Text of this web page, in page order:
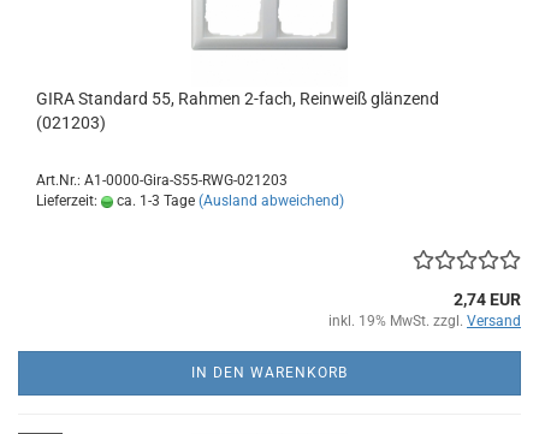
GIRA Standard 55, Rahmen 2-fach, Reinweiß glänzend
(021203)
Art.Nr.: A1-0000-Gira-S55-RWG-021203
Lieferzeit:
ca. 1-3 Tage (Ausland abweichend)
2,74 EUR
inkl. 19% MwSt. zzgl. Versand
IN DEN WARENKORB